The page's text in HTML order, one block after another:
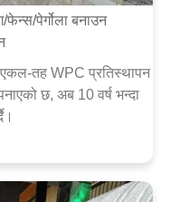
पेर्गोला बनाउन
एकल-तह WPC प्रतिस्थापन
छ, अब 10 वर्ष भन्दा